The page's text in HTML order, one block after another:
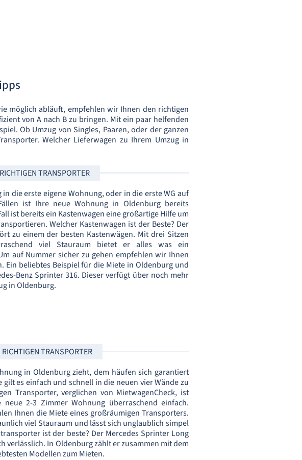
möglich abläuft, empfehlen wir Ihnen den richtigen
von A nach B zu bringen. Mit ein paar helfenden
Ob Umzug von Singles, Paaren, oder der ganzen
Welcher Lieferwagen zu Ihrem Umzug in
TRANSPORTER
die erste eigene Wohnung, oder in die erste WG auf
ist Ihre neue Wohnung in Oldenburg bereits
ist bereits ein Kastenwagen eine großartige Hilfe um
Welcher Kastenwagen ist der Beste? Der
zu einem der besten Kastenwägen. Mit drei Sitzen
viel Stauraum bietet er alles was ein
auf Nummer sicher zu gehen empfehlen wir Ihnen
Ein beliebtes Beispiel für die Miete in Oldenburg und
Benz Sprinter 316. Dieser verfügt über noch mehr
in Oldenburg.
TRANSPORTER
in Oldenburg zieht, dem häufen sich garantiert
gilt es einfach und schnell in die neuen vier Wände zu
Transporter, verglichen von MietwagenCheck, ist
2-3 Zimmer Wohnung überraschend einfach.
Ihnen die Miete eines großräumigen Transporters.
viel Stauraum und lässt sich unglaublich simpel
ist der beste? Der Mercedes Sprinter Long
verlässlich. In Oldenburg zählt er zusammen mit dem
Modellen zum Mieten.